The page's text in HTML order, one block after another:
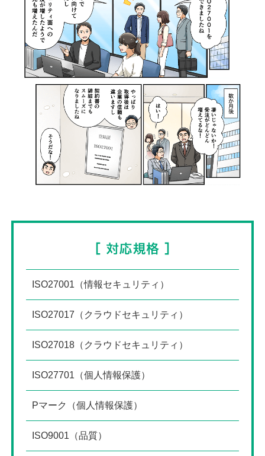
ISO27001（情報セキュリティ）
ISO27017（クラウドセキュリティ）
ISO27018（クラウドセキュリティ）
ISO27701（個人情報保護）
Pマーク（個人情報保護）
ISO9001（品質）